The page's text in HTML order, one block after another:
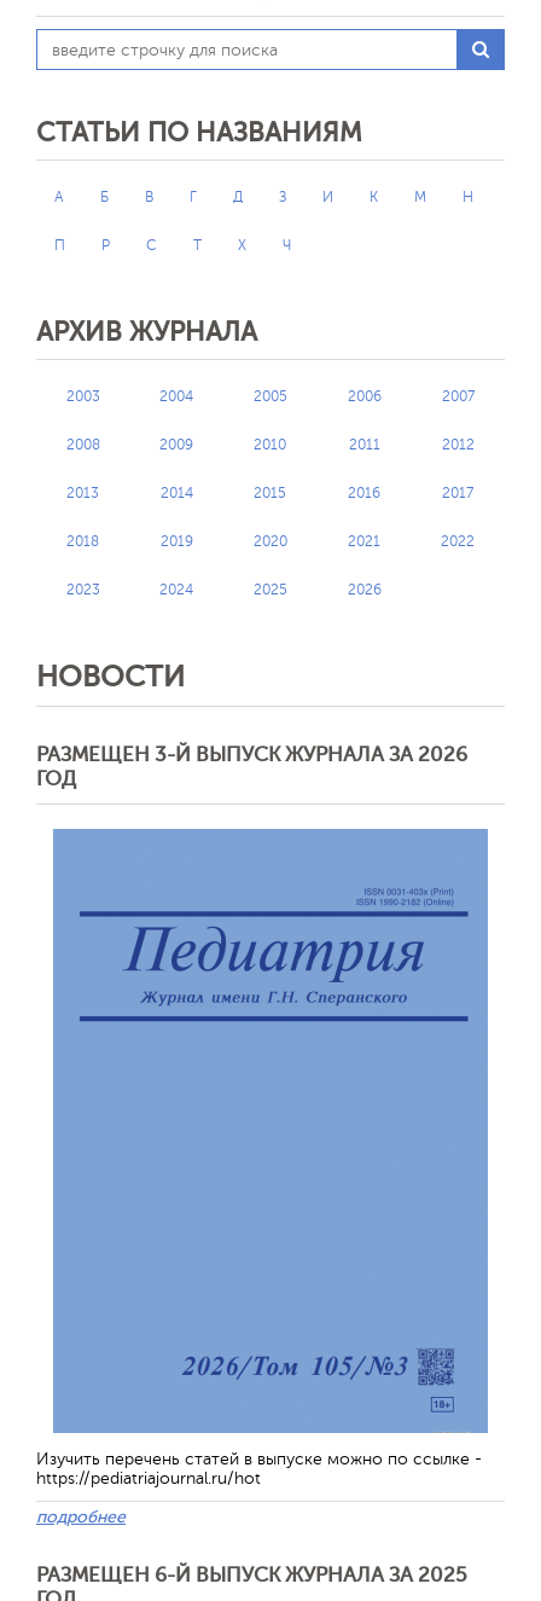
СТАТЬИ ПО НАЗВАНИЯМ
А Б В Г Д З И К М Н
П Р С Т Х Ч
АРХИВ ЖУРНАЛА
2003 2004 2005 2006 2007
2008 2009 2010 2011 2012
2013 2014 2015 2016 2017
2018 2019 2020 2021 2022
2023 2024 2025 2026
НОВОСТИ
РАЗМЕЩЕН 3-Й ВЫПУСК ЖУРНАЛА ЗА 2026
ГОД
Изучить перечень статей в выпуске можно по ссылке -
https://pediatriajournal.ru/hot
подробнее
РАЗМЕЩЕН 6-Й ВЫПУСК ЖУРНАЛА ЗА 2025